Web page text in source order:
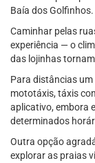
Baía dos Golfinhos.
Caminhar pelas
experiência — o
das lojinhas
Para distâncias
mototáxis, táxis
aplicativo, embora
determinados
Outra opção
explorar as praias